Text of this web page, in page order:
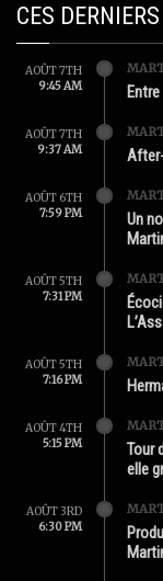
CES
AOÛT 7TH
9:45 AM
AOÛT 7TH
9:37 AM
AOÛT 6TH
7:59 PM
Un
AOÛT 5TH
7:31 PM
AOÛT 5TH
7:16 PM
AOÛT 4TH
5:15 PM
Tour
elle
AOÛT 3RD
6:30 PM